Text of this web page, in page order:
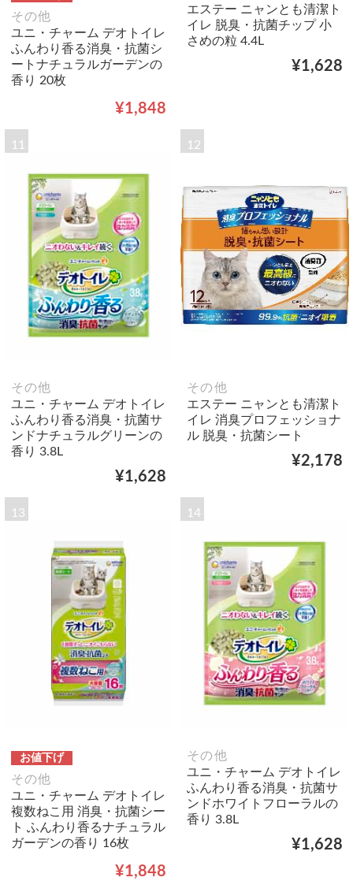
その他
ユニ・チャーム デオトイレ
ふんわり香る消臭・抗菌シ
ートナチュラルガーデンの
香り 20枚
¥1,848
エステー ニャンとも清潔ト
イレ 脱臭・抗菌チップ 小
さめの粒 4.4L
¥1,628
11
その他
ユニ・チャーム デオトイレ
ふんわり香る消臭・抗菌サ
ンドナチュラルグリーンの
香り 3.8L
¥1,628
12
その他
エステー ニャンとも清潔ト
イレ 消臭プロフェッショナ
ル 脱臭・抗菌シート
¥2,178
13
お値下げ
その他
ユニ・チャーム デオトイレ
複数ねこ用 消臭・抗菌シー
ト ふんわり香るナチュラル
ガーデンの香り 16枚
¥1,848
14
その他
ユニ・チャーム デオトイレ
ふんわり香る消臭・抗菌サ
ンドホワイトフローラルの
香り 3.8L
¥1,628